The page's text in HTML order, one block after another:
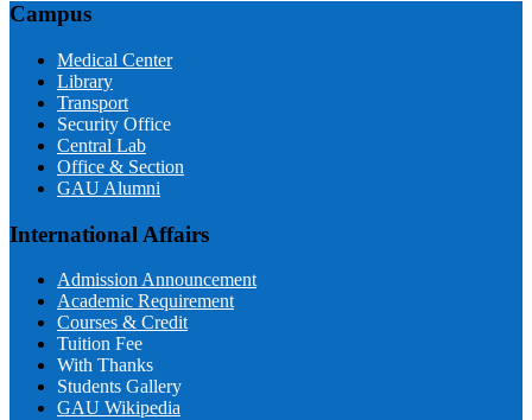
Campus
Medical Center
Library
Transport
Security Office
Central Lab
Office & Section
GAU Alumni
International Affairs
Admission Announcement
Academic Requirement
Courses & Credit
Tuition Fee
With Thanks
Students Gallery
GAU Wikipedia